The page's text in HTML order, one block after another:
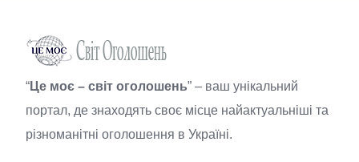
“Це моє – світ оголошень” – ваш унікальний
портал, де знаходять своє місце найактуальніші та
різноманітні оголошення в Україні.